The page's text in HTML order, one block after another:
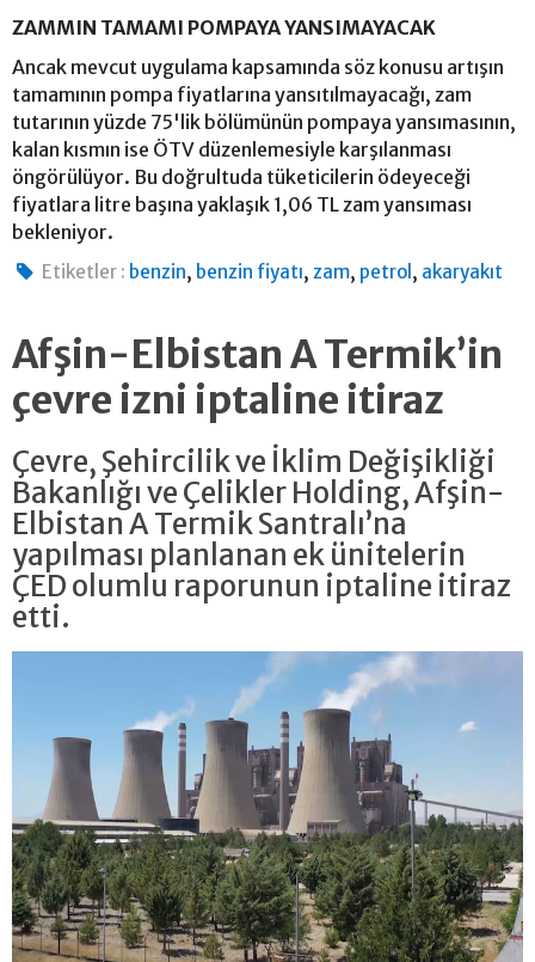
ZAMMIN TAMAMI POMPAYA YANSIMAYACAK
Ancak mevcut uygulama kapsamında söz konusu artışın
tamamının pompa fiyatlarına yansıtılmayacağı, zam
tutarının yüzde 75'lik bölümünün pompaya yansımasının,
kalan kısmın ise ÖTV düzenlemesiyle karşılanması
öngörülüyor. Bu doğrultuda tüketicilerin ödeyeceği
fiyatlara litre başına yaklaşık 1,06 TL zam yansıması
bekleniyor.
Etiketler : benzin, benzin fiyatı,zam, petrol , akaryakıt
Afşin-Elbistan A Termik’in
çevre izni iptaline itiraz
Çevre, Şehircilik ve İklim Değişikliği
Bakanlığı ve Çelikler Holding, Afşin-
Elbistan A Termik Santralı’na
yapılması planlanan ek ünitelerin
ÇED olumlu raporunun iptaline itiraz
etti.